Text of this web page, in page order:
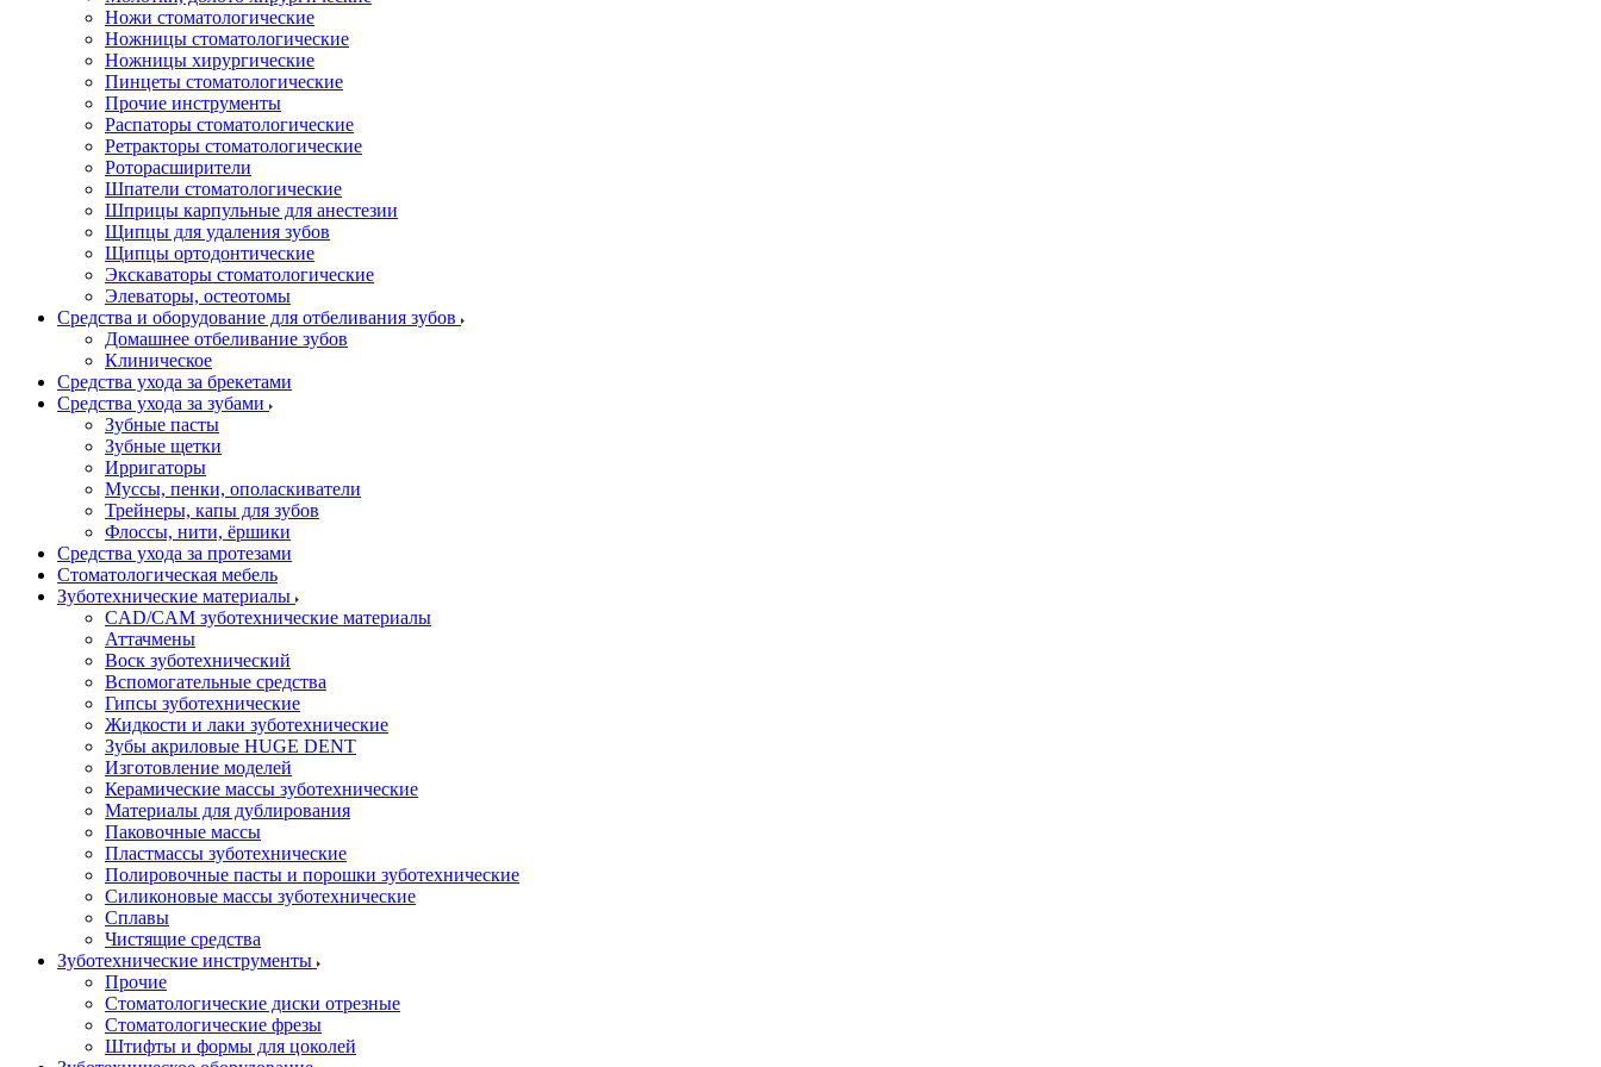
Ножи стоматологические
Ножницы стоматологические
Ножницы хирургические
Пинцеты стоматологические
Прочие инструменты
Распаторы стоматологические
Ретракторы стоматологические
Роторасширители
Шпатели стоматологические
Шприцы карпульные для анестезии
Щипцы для удаления зубов
Щипцы ортодонтические
Экскаваторы стоматологические
Элеваторы, остеотомы
Средства и оборудование для отбеливания зубов
Домашнее отбеливание зубов
Клиническое
Средства ухода за брекетами
Средства ухода за зубами
Зубные пасты
Зубные щетки
Ирригаторы
Муссы, пенки, ополаскиватели
Трейнеры, капы для зубов
Флоссы, нити, ёршики
Средства ухода за протезами
Стоматологическая мебель
Зуботехнические материалы
CAD/CAM зуботехнические материалы
Аттачмены
Воск зуботехнический
Вспомогательные средства
Гипсы зуботехнические
Жидкости и лаки зуботехнические
Зубы акриловые HUGE DENT
Изготовление моделей
Керамические массы зуботехнические
Материалы для дублирования
Паковочные массы
Пластмассы зуботехнические
Полировочные пасты и порошки зуботехнические
Силиконовые массы зуботехнические
Сплавы
Чистящие средства
Зуботехнические инструменты
Прочие
Стоматологические диски отрезные
Стоматологические фрезы
Штифты и формы для цоколей